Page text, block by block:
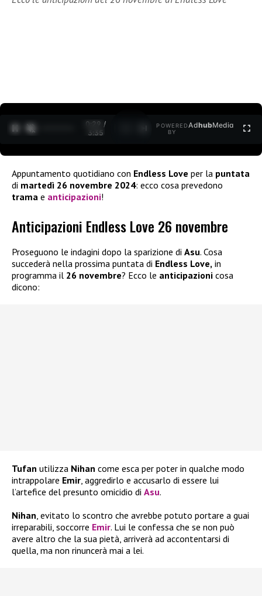
0:30 /
3:35
POWERED
BY
AdhubMedia
Appuntamento quotidiano con Endless Love per la puntata
di martedì 26 novembre 2024: ecco cosa prevedono
trama e anticipazioni!
Anticipazioni Endless Love 26 novembre
Proseguono le indagini dopo la sparizione di Asu. Cosa
succederà nella prossima puntata di Endless Love, in
programma il 26 novembre? Ecco le anticipazioni cosa
dicono:
Tufan utilizza Nihan come esca per poter in qualche modo
intrappolare Emir, aggredirlo e accusarlo di essere lui
l’artefice del presunto omicidio di Asu.
Nihan, evitato lo scontro che avrebbe potuto portare a guai
irreparabili, soccorre Emir. Lui le confessa che se non può
avere altro che la sua pietà, arriverà ad accontentarsi di
quella, ma non rinuncerà mai a lei.